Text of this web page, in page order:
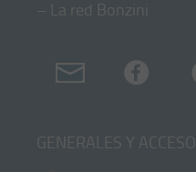
– La red Bonzini
GENERALES Y ACCESO